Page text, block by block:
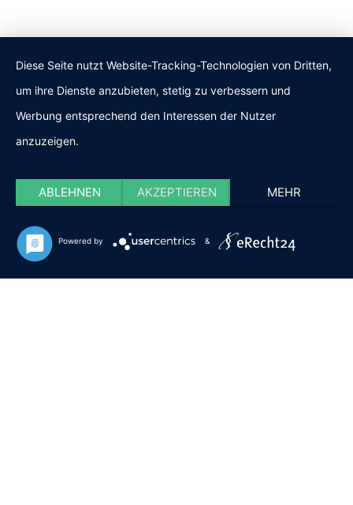
Diese Seite nutzt Website-Tracking-Technologien von Dritten,
um ihre Dienste anzubieten, stetig zu verbessern und
Werbung entsprechend den Interessen der Nutzer
anzuzeigen.
ABLEHNEN AKZEPTIEREN MEHR
Powered by &